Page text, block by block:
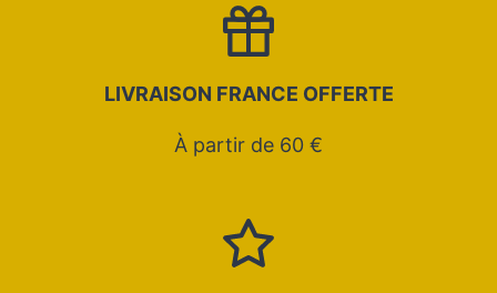
LIVRAISON FRANCE OFFERTE
À partir de 60 €